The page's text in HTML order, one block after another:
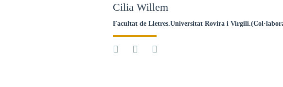
Cilia Willem
Facultat de Lletres.Universitat Rovira i